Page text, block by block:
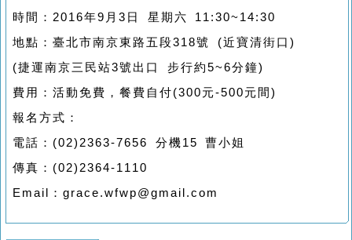
時間：2016年9月3日 星期六 11:30~14:30
地點：臺北市南京東路五段318號 (近寶清街口)
(捷運南京三民站3號出口 步行約5~6分鐘)
費用：活動免費，餐費自付(300元-500元間)
報名方式：
電話：(02)2363-7656 分機15 曹小姐
傳真：(02)2364-1110
Email：grace.wfwp@gmail.com